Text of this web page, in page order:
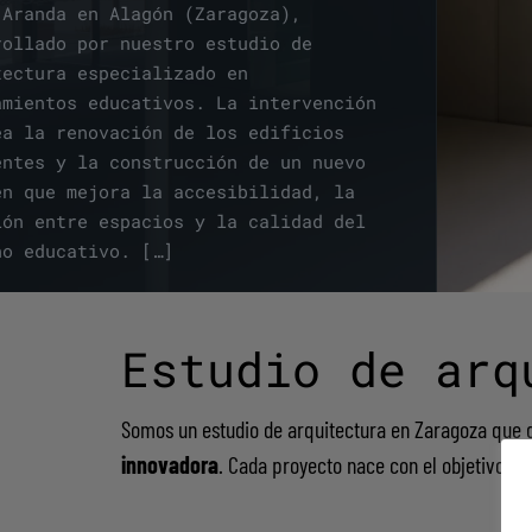
Aranda en Alagón (Zaragoza),
por nuestro estudio de
especializado en
educativos. La intervención
la renovación de los edificios
y la construcción de un nuevo
que mejora la accesibilidad, la
entre espacios y la calidad del
educativo. […]
Estudio de
Somos un estudio de arquitectura en Zaragoza
innovadora. Cada proyecto nace con el objetivo
Nuestra vision
Un espacio, una oportunidad. El